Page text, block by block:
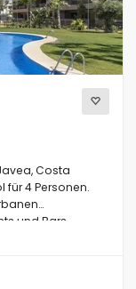
Costa
4 Personen.
und Bars,
50 m vom